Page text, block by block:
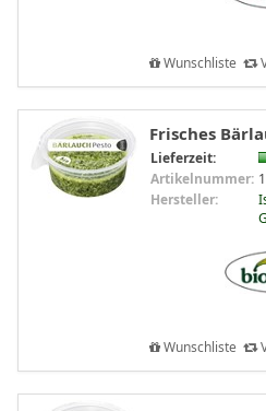
Wunschliste
Frisches
Lieferzeit:
Artikelnummer:
Hersteller:
Wunschliste